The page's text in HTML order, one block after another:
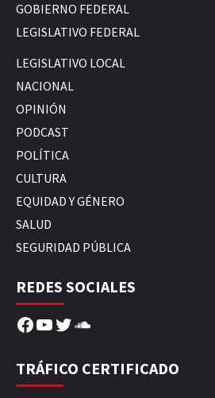
GOBIERNO FEDERAL
LEGISLATIVO FEDERAL
LEGISLATIVO LOCAL
NACIONAL
OPINIÓN
PODCAST
POLÍTICA
CULTURA
EQUIDAD Y GÉNERO
SALUD
SEGURIDAD PÚBLICA
REDES SOCIALES
Facebook
YouTube
Twitter
SoundCloud
TRÁFICO CERTIFICADO